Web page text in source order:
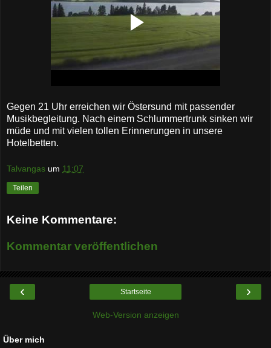
Gegen 21 Uhr erreichen wir Östersund mit passender
Musikbegleitung. Nach einem Schlummertrunk sinken wir
müde und mit vielen tollen Erinnerungen in unsere
Hotelbetten.
Talvangas um 11:07
Teilen
Keine Kommentare:
Kommentar veröffentlichen
‹ ›
Startseite
Web-Version anzeigen
Über mich